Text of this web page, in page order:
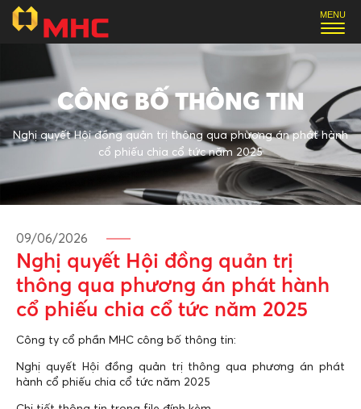
CÔNG BỐ THÔNG TIN
Nghị quyết Hội đồng quản trị thông qua phương án phát hành
cổ phiếu chia cổ tức năm 2025
09/06/2026
Nghị quyết Hội đồng quản trị
thông qua phương án phát hành
cổ phiếu chia cổ tức năm 2025
Công ty cổ phần MHC công bố thông tin:
Nghị quyết Hội đồng quản trị thông qua phương án phát
hành cổ phiếu chia cổ tức năm 2025